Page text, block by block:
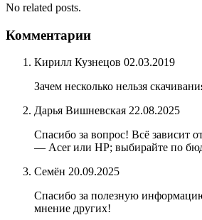
No related posts.
Комментарии
Кирилл Кузнецов 02.03.2019
Зачем несколько нельзя
Дарья Вишневская 22.08.2025
Спасибо за вопрос! Всё зависит
— Acer или HP; выбирайте по
Семён 20.09.2025
Спасибо за полезную
мнение других!